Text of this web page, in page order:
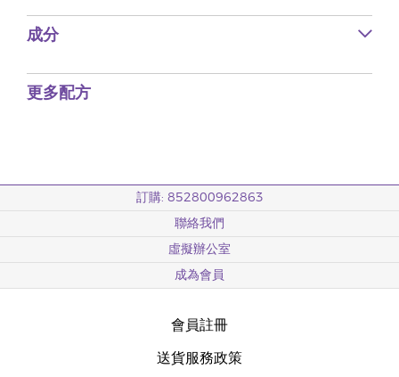
成分
更多配方
訂購: 852800962863
聯絡我們
虛擬辦公室
成為會員
會員註冊
送貨服務政策